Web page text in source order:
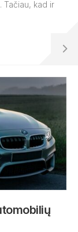
Tačiau, kad ir